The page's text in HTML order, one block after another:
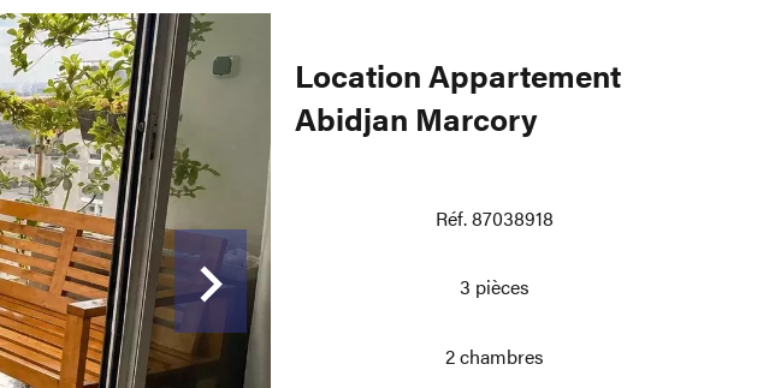
Location Appartement
Abidjan Marcory
Réf. 87038918
3 pièces
2 chambres